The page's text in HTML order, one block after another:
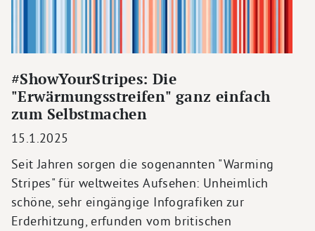
#ShowYourStripes: Die
"Erwärmungsstreifen" ganz einfach
zum Selbstmachen
15.1.2025
Seit Jahren sorgen die sogenannten "Warming
Stripes" für weltweites Aufsehen: Unheimlich
schöne, sehr eingängige Infografiken zur
Erderhitzung, erfunden vom britischen